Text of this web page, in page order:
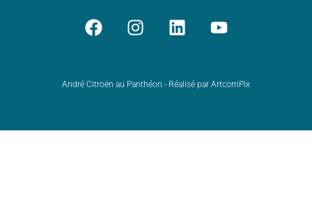
André Citroën au Panthéon - Réalisé par ArtcomPix